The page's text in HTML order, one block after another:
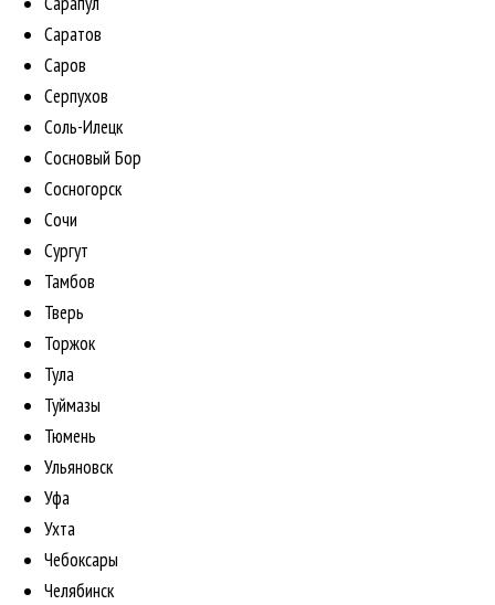
Саратов
Саров
Серпухов
Соль-Илецк
Сосновый Бор
Сосногорск
Сочи
Сургут
Тамбов
Тверь
Торжок
Тула
Туймазы
Тюмень
Ульяновск
Уфа
Ухта
Чебоксары
Челябинск